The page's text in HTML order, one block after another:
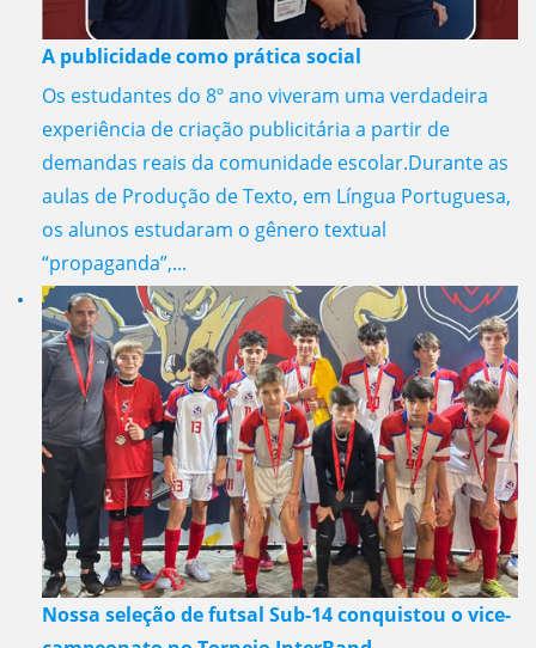
A publicidade como prática social
Os estudantes do 8º ano viveram uma verdadeira
experiência de criação publicitária a partir de
demandas reais da comunidade escolar.Durante as
aulas de Produção de Texto, em Língua Portuguesa,
os alunos estudaram o gênero textual
“propaganda”,...
Nossa seleção de futsal Sub-14 conquistou o vice-